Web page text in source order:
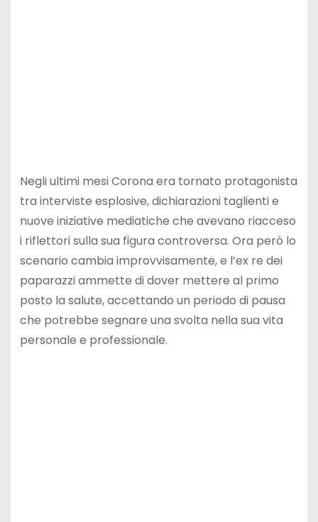
Negli ultimi mesi Corona era tornato protagonista
tra interviste esplosive, dichiarazioni taglienti e
nuove iniziative mediatiche che avevano riacceso
i riflettori sulla sua figura controversa. Ora però lo
scenario cambia improvvisamente, e l’ex re dei
paparazzi ammette di dover mettere al primo
posto la salute, accettando un periodo di pausa
che potrebbe segnare una svolta nella sua vita
personale e professionale.